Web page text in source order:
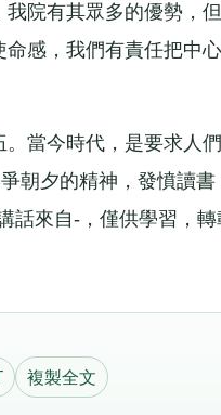
院有其眾多的優勢，
感，我們有責任把中
今時代，是要求人們
朝夕的精神，發憤讀
來自-，僅供學習，轉
複製全文